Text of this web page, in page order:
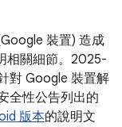
裝置) 造成
相關細節。2025-
對 Google 裝置解
全性公告列出的
版本的說明文